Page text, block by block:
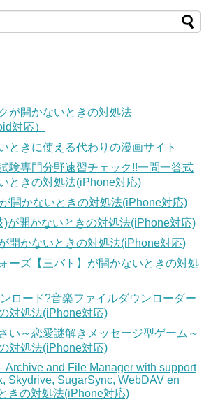
が開かないときの対処法
対応）
ときに使える代わりの漫画サイト
験専門分野速習チェック!!一問一答式
ときの対処法(iPhone対応)
開かないときの対処法(iPhone対応)
)が開かないときの対処法(iPhone対応)
開かないときの対処法(iPhone対応)
ーズ【三バト】が開かないときの対処
ロード?音楽ファイルダウンローダー
対処法(iPhone対応)
い～恋愛謎解きメッセージ型ゲーム～
対処法(iPhone対応)
Archive and File Manager with support
Skydrive, SugarSync, WebDAV en
きの対処法(iPhone対応)